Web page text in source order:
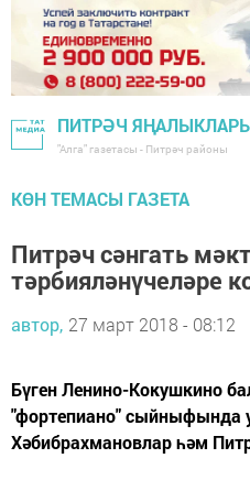
ПИТРӘЧ
"Алга" газетасы - Питрәч районы
КӨН ТЕМАСЫ ГАЗЕТА
Питрәч сәнгать
тәрбияләнүчеләре
автор, 27 март 2018 - 08:12
Бүген Ленино-Кокушкино
"фортепиано" сыйныфында
Хәбибрахмановлар һәм